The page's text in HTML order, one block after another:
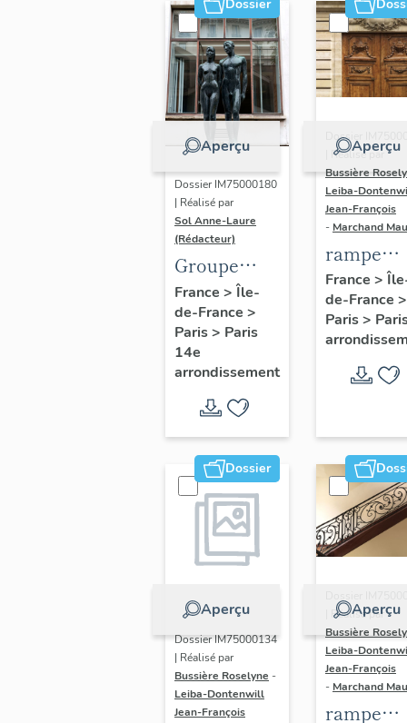
Dossier
Aperçu
Dossier IM75000180
| Réalisé par
Sol Anne-Laure
(Rédacteur)
Groupe
sculpté :
Les
Adolescents
France > Île-
de-France >
Paris> Paris
14e
arrondissement
Aperçu
Dossier
| Réalisé par
Bussière
Leiba-
Jean-François
- Marchand
rampe
d'appui,
escalier
l' hôtel
(non
France >
de-France >
Paris>
Dossier
Aperçu
Dossier IM75000134
| Réalisé par
Bussière Roselyne -
Leiba-Dontenwill
Jean-François
Aperçu
| Réalisé par
Bussière
Leiba-
Jean-François
- Marchand
rampe